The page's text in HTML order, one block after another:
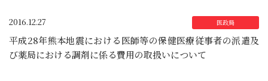
2016.12.27
平成28年熊本地震における医師等の保健医療従事者の派遣及
び薬局における調剤に係る費用の取扱いについて